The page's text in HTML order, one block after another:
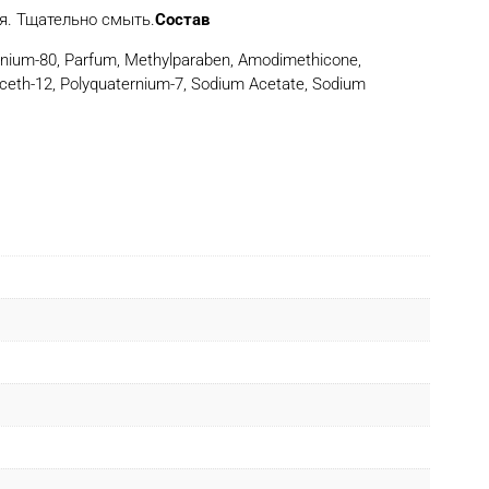
Тщательно смыть.Состав
80, Parfum, Methylparaben, Amodimethicone,
12, Polyquaternium-7, Sodium Acetate, Sodium